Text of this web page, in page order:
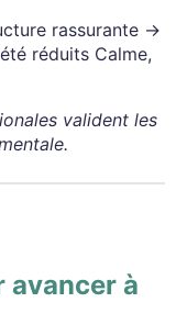
rassurante →
réduits Calme,
valident les
avancer à